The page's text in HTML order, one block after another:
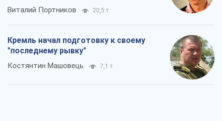
Виталий Портников 20,5 т.
Кремль начал подготовку к своему
"последнему рывку"
Костянтин Машовець 7,1 т.